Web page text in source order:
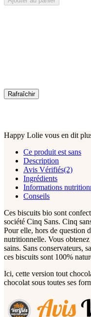
Happy Lolie vous en dit
Ce produit est sans
Description
Avis Vérifiés(2)
Ingrédients
Informations
Conseils
Ces biscuits bio sont
société Cinq Sans. Cinq
Pour elle, hors de question
nutritionnelle. Vous
sains. Sans conservateurs,
ces biscuits sont 100%
Ici, cette version tout
chocolat sous toutes ses